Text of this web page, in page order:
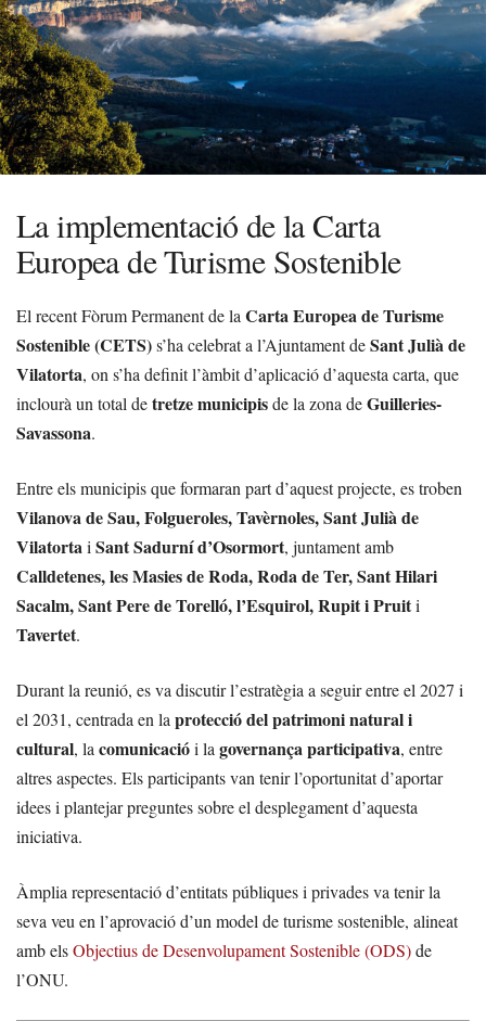
La implementació de la Carta
Europea de Turisme Sostenible
El recent Fòrum Permanent de la Carta Europea de Turisme
Sostenible (CETS)s’ha celebrat a l’Ajuntament deSant Julià de
Vilatorta, on s’ha definit l’àmbit d’aplicació d’aquesta carta, que
inclourà un total detretze municipisde la zona deGuilleries-
Savassona.
Entre els municipis que formaran part d’aquest projecte, es troben
Vilanova de Sau, Folgueroles, Tavèrnoles, Sant Julià de
Vilatortai Sant Sadurní d’Osormort, juntament amb
Calldetenes, les Masies de Roda, Roda de Ter, Sant Hilari
Sacalm, Sant Pere de Torelló, l’Esquirol, Rupit i Pruiti
Tavertet.
Durant la reunió, es va discutir l’estratègia a seguir entre el 2027 i
el 2031, centrada en la protecció del patrimoni natural i
cultural, la comunicaciói la governança participativa, entre
altres aspectes. Els participants van tenir l’oportunitat d’aportar
idees i plantejar preguntes sobre el desplegament d’aquesta
iniciativa.
Àmplia representació d’entitats públiques i privades va tenir la
seva veu en l’aprovació d’un model de turisme sostenible, alineat
amb elsObjectius de Desenvolupament Sostenible (ODS)de
l’ONU.